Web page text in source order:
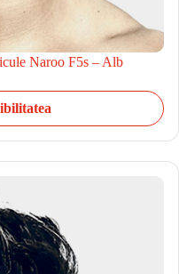
Naroo F5s – Alb